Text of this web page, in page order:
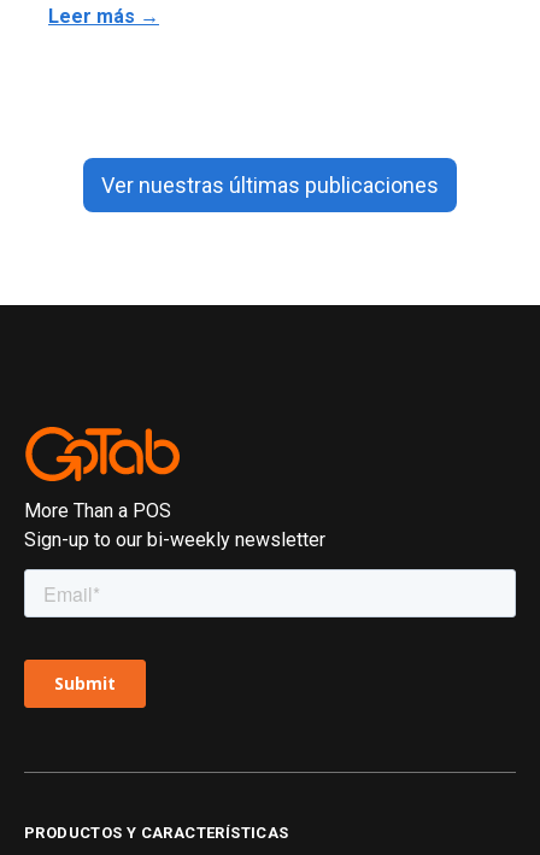
Leer más →
Ver nuestras últimas publicaciones
More Than a POS
Sign-up to our bi-weekly newsletter
PRODUCTOS Y CARACTERÍSTICAS